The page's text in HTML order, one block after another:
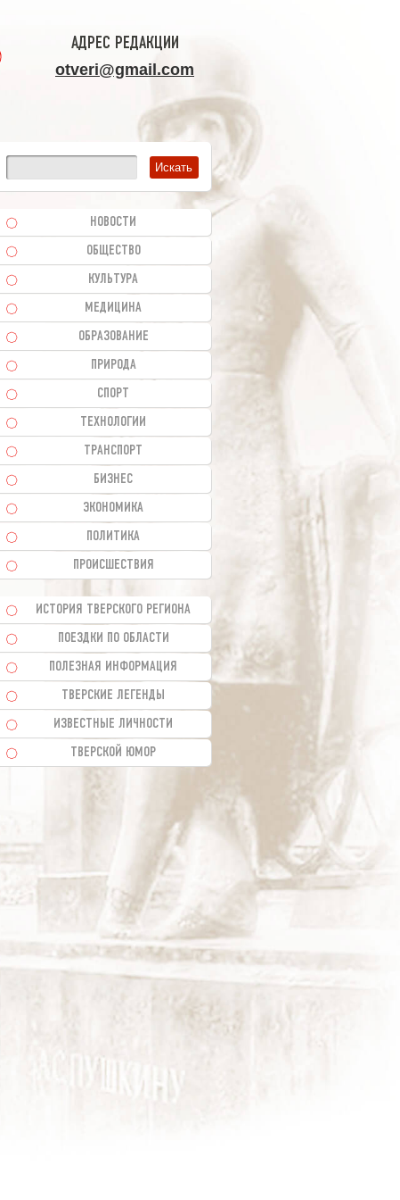
АДРЕС РЕДАКЦИИ
otveri@gmail.com
НОВОСТИ
ОБЩЕСТВО
КУЛЬТУРА
МЕДИЦИНА
ОБРАЗОВАНИЕ
ПРИРОДА
СПОРТ
ТЕХНОЛОГИИ
ТРАНСПОРТ
БИЗНЕС
ЭКОНОМИКА
ПОЛИТИКА
ПРОИСШЕСТВИЯ
ИСТОРИЯ ТВЕРСКОГО РЕГИОНА
ПОЕЗДКИ ПО ОБЛАСТИ
ПОЛЕЗНАЯ ИНФОРМАЦИЯ
ТВЕРСКИЕ ЛЕГЕНДЫ
ИЗВЕСТНЫЕ ЛИЧНОСТИ
ТВЕРСКОЙ ЮМОР